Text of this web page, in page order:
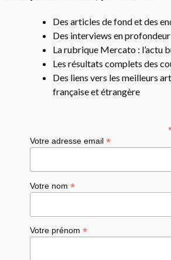
Des articles de fond et des
Des interviews en profondeur
La rubrique Mercato : l’actu
Les résultats complets des
Des liens vers les meilleurs
française et étrangère
Votre adresse email*
Votre nom*
Votre prénom*